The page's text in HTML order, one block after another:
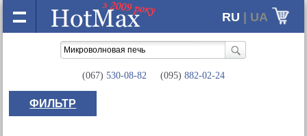
RU | UA
(067) 530-08-82 (095) 882-02-24
ФИЛЬТР